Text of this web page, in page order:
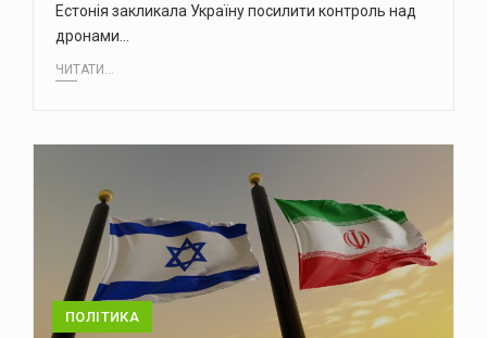
Естонія закликала Україну посилити контроль над
дронами…
ЧИТАТИ...
ПОЛІТИКА